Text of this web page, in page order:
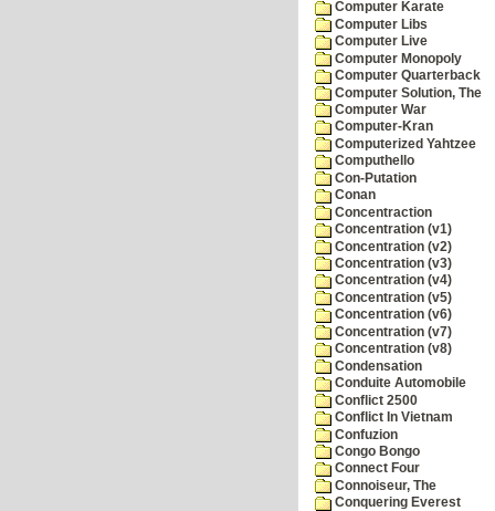
Computer Karate
Computer Libs
Computer Live
Computer Monopoly
Computer Quarterback
Computer Solution, The
Computer War
Computer-Kran
Computerized Yahtzee
Computhello
Con-Putation
Conan
Concentraction
Concentration (v1)
Concentration (v2)
Concentration (v3)
Concentration (v4)
Concentration (v5)
Concentration (v6)
Concentration (v7)
Concentration (v8)
Condensation
Conduite Automobile
Conflict 2500
Conflict In Vietnam
Confuzion
Congo Bongo
Connect Four
Connoiseur, The
Conquering Everest